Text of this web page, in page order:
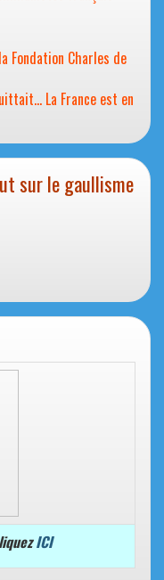
Fondation Charles de
La France est en
sur le gaullisme
ICI